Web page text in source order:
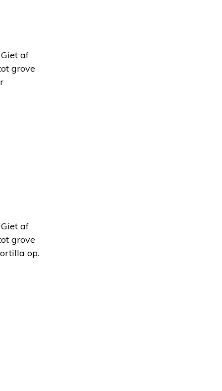
af
grove
af
grove
op.